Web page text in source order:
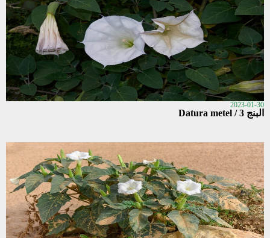
2023-01-30
البنج 3 / Datura metel